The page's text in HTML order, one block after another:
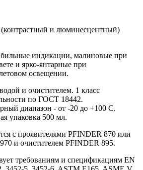
и люминесцентный)
индикации, малиновые при
и ярко-янтарные при
освещении.
и очистителем. 1 класс
по ГОСТ 18442.
диапазон - от -20 до +100 C.
упаковка 500 мл.
с проявителями PFINDER 870 или
и очистителем PFINDER 895.
требованиям и спецификациям EN